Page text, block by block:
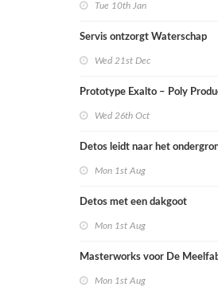
Tue 10th Jan
Servis ontzorgt Waterschap
Wed 21st Dec
Prototype Exalto – Poly
Wed 26th Oct
Detos leidt naar het
Mon 1st Aug
Detos met een dakgoot
Mon 1st Aug
Masterworks voor De
Mon 1st Aug